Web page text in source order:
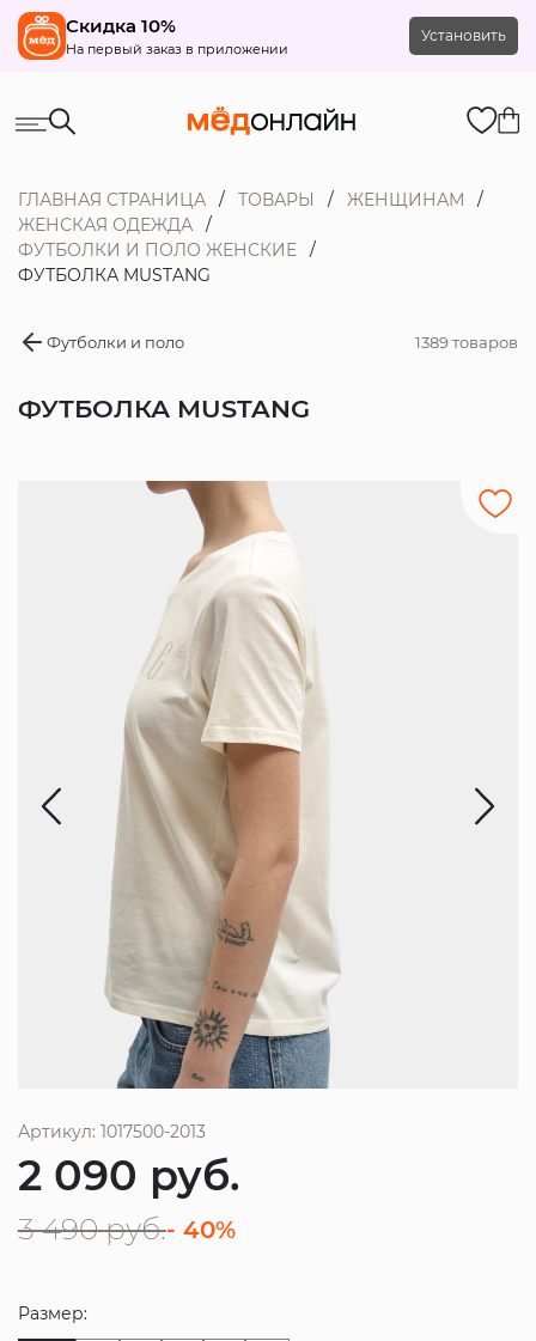
Скидка 10%
На первый заказ в приложении
Установить
ГЛАВНАЯ СТРАНИЦА ТОВАРЫ
ЖЕНЩИНАМ
ЖЕНСКАЯ ОДЕЖДА
ФУТБОЛКИ И ПОЛО ЖЕНСКИЕ
ФУТБОЛКА MUSTANG
Футболки и поло 1389 товаров
ФУТБОЛКА MUSTANG
Артикул: 1017500-2013
2 090 руб.
3 490 руб.- 40%
Размер: